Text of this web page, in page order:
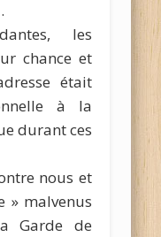
les
chance et
était
à la
durant ces
nous et
» malvenus
Garde de